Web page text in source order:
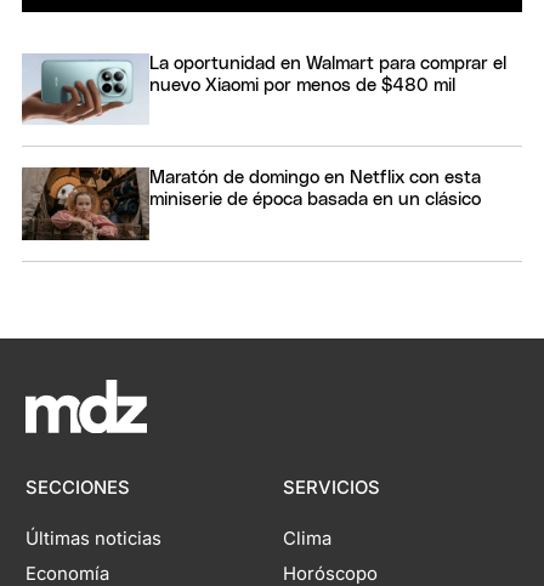
La oportunidad en Walmart para comprar el
nuevo Xiaomi por menos de $480 mil
Maratón de domingo en Netflix con esta
miniserie de época basada en un clásico
SECCIONES
Últimas noticias
Economía
SERVICIOS
Clima
Horóscopo